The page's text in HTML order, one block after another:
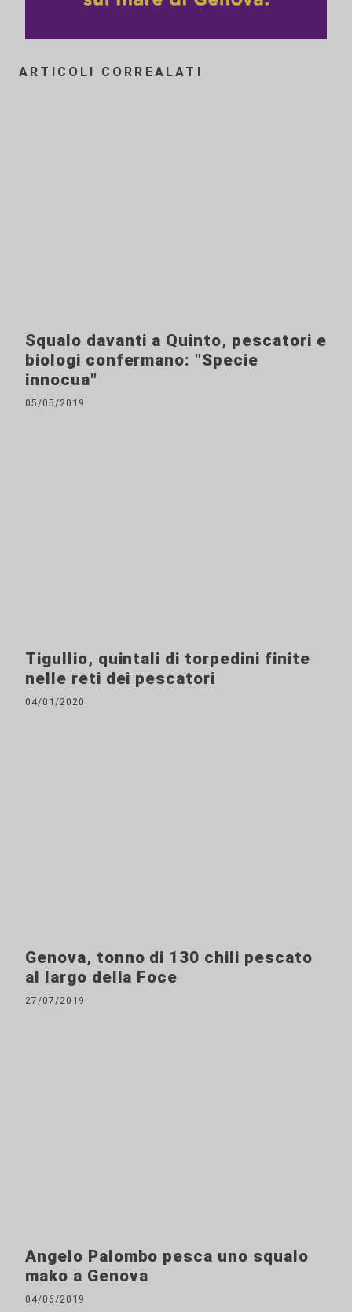
ARTICOLI CORREALATI
Squalo davanti a Quinto, pescatori e
biologi confermano: "Specie
innocua"
05/05/2019
Tigullio, quintali di torpedini finite
nelle reti dei pescatori
04/01/2020
Genova, tonno di 130 chili pescato
al largo della Foce
27/07/2019
Angelo Palombo pesca uno squalo
mako a Genova
04/06/2019